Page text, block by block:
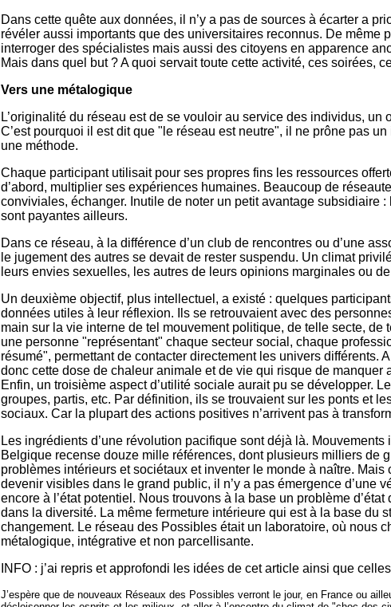
Dans cette quête aux données, il n’y a pas de sources à écarter a
révéler aussi importants que des universitaires reconnus. De même
interroger des spécialistes mais aussi des citoyens en apparence
Mais dans quel but ? A quoi servait toute cette activité, ces soirées,
Vers une métalogique
L’originalité du réseau est de se vouloir au service des individus,
C’est pourquoi il est dit que "le réseau est neutre", il ne prône pas
une méthode.
Chaque participant utilisait pour ses propres fins les ressources
d’abord, multiplier ses expériences humaines. Beaucoup de
conviviales, échanger. Inutile de noter un petit avantage subsidiaire
sont payantes ailleurs.
Dans ce réseau, à la différence d’un club de rencontres ou d’une
le jugement des autres se devait de rester suspendu. Un climat
leurs envies sexuelles, les autres de leurs opinions marginales ou
Un deuxième objectif, plus intellectuel, a existé : quelques
données utiles à leur réflexion. Ils se retrouvaient avec des
main sur la vie interne de tel mouvement politique, de telle secte,
une personne "représentant" chaque secteur social, chaque
résumé", permettant de contacter directement les univers différents.
donc cette dose de chaleur animale et de vie qui risque de manquer
Enfin, un troisième aspect d’utilité sociale aurait pu se développer.
groupes, partis, etc. Par définition, ils se trouvaient sur les ponts et
sociaux. Car la plupart des actions positives n’arrivent pas à
Les ingrédients d’une révolution pacifique sont déjà là.
Belgique recense douze mille références, dont plusieurs milliers de
problèmes intérieurs et sociétaux et inventer le monde à naître.
devenir visibles dans le grand public, il n’y a pas émergence d’une
encore à l’état potentiel. Nous trouvons à la base un problème
dans la diversité. La même fermeture intérieure qui est à la base du
changement. Le réseau des Possibles était un laboratoire, où nous
métalogique, intégrative et non parcellisante.
INFO : j’ai repris et approfondi les idées de cet article ainsi que
J’espère que de nouveaux Réseaux des Possibles verront le jour, en France ou